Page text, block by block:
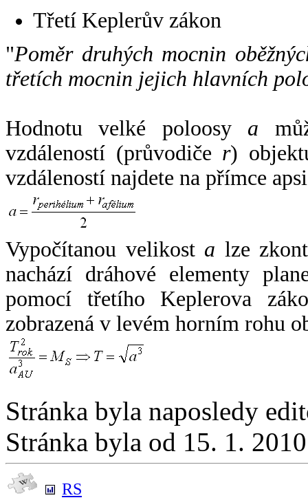
Třetí Keplerův zákon
"Poměr druhých mocnin
třetích mocnin jejich hlavních
Hodnotu velké poloosy a
vzdáleností (průvodiče r)
vzdáleností najdete na přímce
Vypočítanou velikost a lze
nachází dráhové elementy
pomocí třetího Keplerova
zobrazená v levém horním rohu
Stránka byla naposledy
Stránka byla od 15. 1.
RS